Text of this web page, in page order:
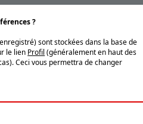
?
sont stockées dans la base de
le lien Profil (généralement en haut des
Ceci vous permettra de changer